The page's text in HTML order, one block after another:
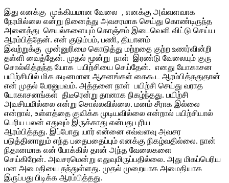
இது எனக்கு முக்கியமான வேலை , எனக்கு அவ்வளவாக
நேரமில்லை என்று நினைத்து அவசரமாக செய்து கொண்டிருந்த
அனைத்து செயல்களையும் கொஞ்சம் இடைவெளி விட்டு செய்ய
ஆரம்பித்தேன். என் குடும்பம், பணி, தியானம்
இவற்றுக்கு முன்னுரிமை கொடுத்து மற்றதை குற்ற உணர்வின்றி
தள்ளி வைத்தேன். முதல் மூன்று நாள் இரண்டு வேலையும் குரு
சொல்லித்தந்த யோக பயிற்சியை செய்தேன். எனது யோகாசன
பயிற்சியில் மிக கடினமான ஆசனங்கள் கைகூட ஆரம்பித்ததுதான்
என் முதல் பேரனுபவம். அத்தனை நாள் பயிற்சி செய்து வராத
யோகாசனங்கள் திடீரென்று தானாக நிகழ்ந்தது. பயிற்சி
அவசியமில்லை என்று சொல்லவில்லை. மனம் சீராக இல்லை
என்றால், உள்ளத்தை குவிக்க முடியவில்லை என்றால் பயிற்சியால்
பெரிய பலன் எதுவும் இருக்காது என்பது புரிய
ஆரம்பித்தது. இப்போது யார் என்னை எவ்வளவு அவசர
படுத்தினாலும் எந்த பதைபதைப்பும் எனக்கு நிகழ்வதில்லை. நான்
நிதானமாக என் போக்கில் தான் அந்த வேலைகளை
செய்கிறேன். அவசரமென்று எதுவுமிருப்பதில்லை. அது மிகப்பெரிய
மன அமைதியை தந்துள்ளது. முதல் முறையாக அமைதியாக
இருப்பது பிடிக்க ஆரம்பித்தது.